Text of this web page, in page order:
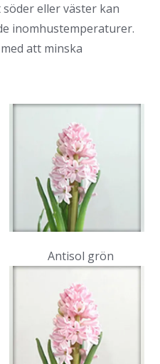
eller väster kan
inomhustemperaturer.
att minska
Antisol grön